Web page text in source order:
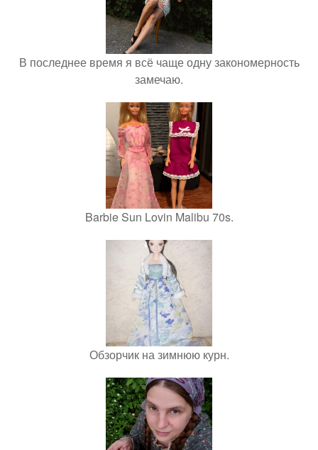
В последнее время я всё чаще одну закономерность
замечаю.
Barbie Sun Lovin Malibu 70s.
Обзорчик на зимнюю курн.